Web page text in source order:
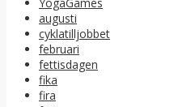
augusti
cyklatilljobbet
februari
fettisdagen
fika
fira